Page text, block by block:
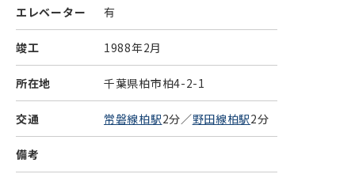
エレベーター 有
竣工 1988年2月
所在地 千葉県柏市柏4-2-1
交通 常磐線柏駅2分／野田線柏駅2分
備考